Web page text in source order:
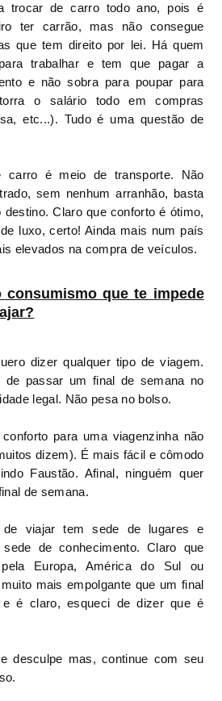
trocar de carro todo ano, pois é
ter carrão, mas não consegue
que tem direito por lei. Há quem
trabalhar e tem que pagar a
e não sobra para poupar para
o salário todo em compras
etc...). Tudo é uma questão de
carro é meio de transporte. Não
sem nenhum arranhão, basta
Claro que conforto é ótimo,
luxo, certo! Ainda mais num país
elevados na compra de veículos.
consumismo que te impede
dizer qualquer tipo de viagem.
de passar um final de semana no
legal. Não pesa no bolso.
para uma viagenzinha não
dizem). É mais fácil e cômodo
Faustão. Afinal, ninguém quer
de semana.
de viajar tem sede de lugares e
de conhecimento. Claro que
Europa, América do Sul ou
mais empolgante que um final
é claro, esqueci de dizer que é
desculpe mas, continue com seu